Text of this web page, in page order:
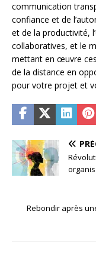
communication
confiance et de
et de la productivité,
collaboratives, et le
mettant en œuvre
de la distance en
pour votre projet et
Rebondir après